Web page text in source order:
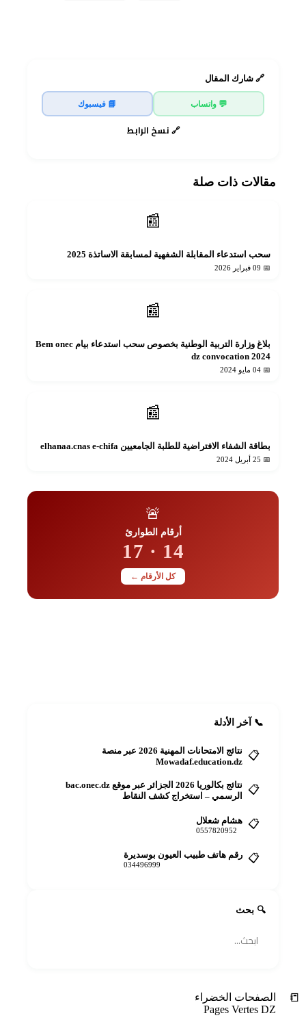
🔗 شارك المقال
💬 واتساب 📘 فيسبوك
🔗 نسخ الرابط
مقالات ذات صلة
📰
سحب استدعاء المقابلة الشفهية لمسابقة الاساتذة 2025
📅 09 فبراير 2026
📰
بلاغ وزارة التربية الوطنية بخصوص سحب استدعاء بيام Bem onec
dz convocation 2024
📅 04 مايو 2024
📰
بطاقة الشفاء الافتراضية للطلبة الجامعيين elhanaa.cnas e-chifa
📅 25 أبريل 2024
🚨
أرقام الطوارئ
14 · 17
كل الأرقام ←
📞 آخر الأدلة
📋
نتائج الامتحانات المهنية 2026 عبر منصة
Mowadaf.education.dz
📋
نتائج بكالوريا 2026 الجزائر عبر موقع bac.onec.dz
الرسمي – استخراج كشف النقاط
📋 هشام شعلال
0557820952
📋 رقم هاتف طبيب العيون بوسديرة
034496999
🔍 بحث
📒
الصفحات الخضراء
Pages Vertes DZ